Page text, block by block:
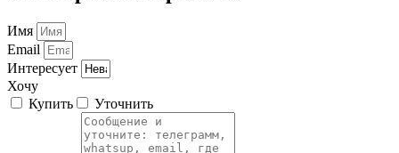
Имя
Email
Интересует
Хочу
Купить
Уточнить